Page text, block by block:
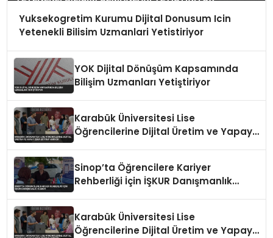
Yuksekogretim Kurumu Dijital Donusum Icin
Yetenekli Bilisim Uzmanlari Yetistiriyor
YOK Dijital Dönüşüm Kapsamında
Bilişim Uzmanları Yetiştiriyor
Karabük Üniversitesi Lise
Öğrencilerine Dijital Üretim ve Yapay
Sinop’ta Öğrencilere Kariyer
Rehberliği İçin İŞKUR Danışmanlık
Karabük Üniversitesi Lise
Öğrencilerine Dijital Üretim ve Yapay